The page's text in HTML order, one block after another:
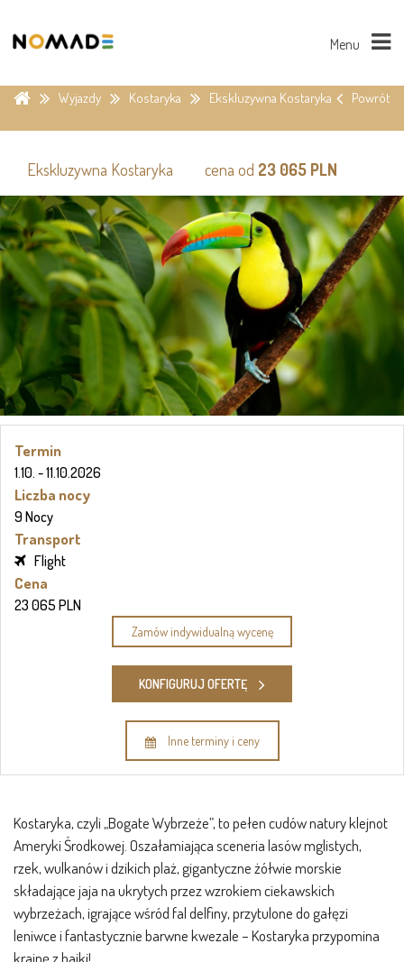
Menu
Wyjazdy Kostaryka Ekskluzywna Kostaryka Powrót
Ekskluzywna Kostaryka cena od 23 065 PLN
Termin
1.10. - 11.10.2026
Liczba nocy
9 Nocy
Transport
Flight
Cena
23 065 PLN
Zamów indywidualną wycenę
KONFIGURUJ OFERTĘ
Inne terminy i ceny
Kostaryka, czyli „Bogate Wybrzeże”, to pełen cudów natury klejnot
Ameryki Środkowej. Oszałamiająca sceneria lasów mglistych,
rzek, wulkanów i dzikich plaż, gigantyczne żółwie morskie
składające jaja na ukrytych przez wzrokiem ciekawskich
wybrzeżach, igrające wśród fal delfiny, przytulone do gałęzi
leniwce i fantastycznie barwne kwezale – Kostaryka przypomina